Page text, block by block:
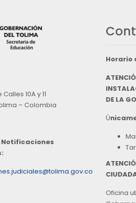
10A y 11
– Colombia
Notificaciones
Horario
DE LA
Ú
Oficina